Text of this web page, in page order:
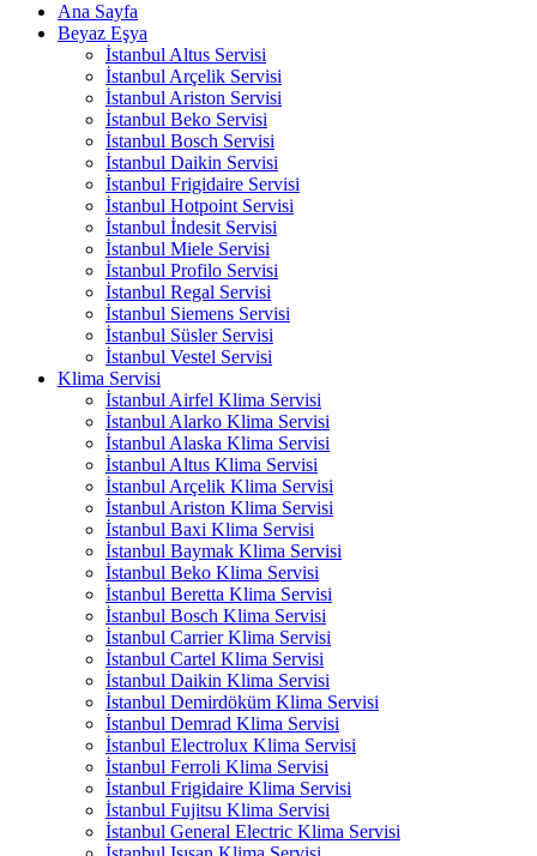
Ana Sayfa
Beyaz Eşya
İstanbul Altus Servisi
İstanbul Arçelik Servisi
İstanbul Ariston Servisi
İstanbul Beko Servisi
İstanbul Bosch Servisi
İstanbul Daikin Servisi
İstanbul Frigidaire Servisi
İstanbul Hotpoint Servisi
İstanbul İndesit Servisi
İstanbul Miele Servisi
İstanbul Profilo Servisi
İstanbul Regal Servisi
İstanbul Siemens Servisi
İstanbul Süsler Servisi
İstanbul Vestel Servisi
Klima Servisi
İstanbul Airfel Klima Servisi
İstanbul Alarko Klima Servisi
İstanbul Alaska Klima Servisi
İstanbul Altus Klima Servisi
İstanbul Arçelik Klima Servisi
İstanbul Ariston Klima Servisi
İstanbul Baxi Klima Servisi
İstanbul Baymak Klima Servisi
İstanbul Beko Klima Servisi
İstanbul Beretta Klima Servisi
İstanbul Bosch Klima Servisi
İstanbul Carrier Klima Servisi
İstanbul Cartel Klima Servisi
İstanbul Daikin Klima Servisi
İstanbul Demirdöküm Klima Servisi
İstanbul Demrad Klima Servisi
İstanbul Electrolux Klima Servisi
İstanbul Ferroli Klima Servisi
İstanbul Frigidaire Klima Servisi
İstanbul Fujitsu Klima Servisi
İstanbul General Electric Klima Servisi